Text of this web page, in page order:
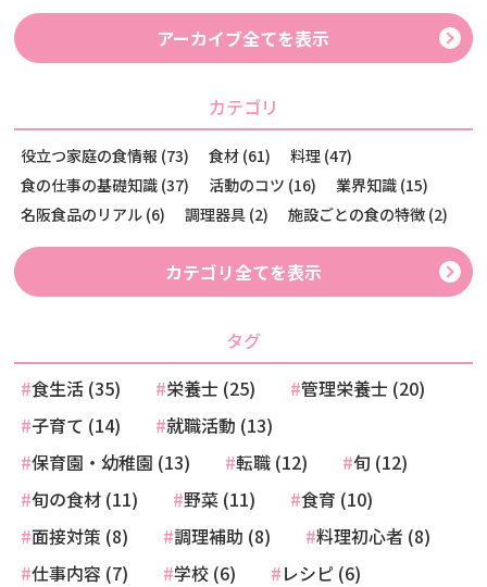
アーカイブ全てを表示
カテゴリ
役立つ家庭の食情報 (73) 食材 (61)
料理 (47)
食の仕事の基礎知識 (37)
活動のコツ (16)
業界知識 (15)
名阪食品のリアル (6)
調理器具 (2) 施設ごとの食の特徴 (2)
カテゴリ全てを表示
タグ
食生活 (35)
栄養士 (25)
管理栄養士 (20)
子育て (14)
就職活動 (13)
保育園・幼稚園 (13)
転職 (12)
旬 (12)
旬の食材 (11)
野菜 (11)
食育 (10)
面接対策 (8)
調理補助 (8)
料理初心者 (8)
仕事内容 (7)
学校 (6)
レシピ (6)